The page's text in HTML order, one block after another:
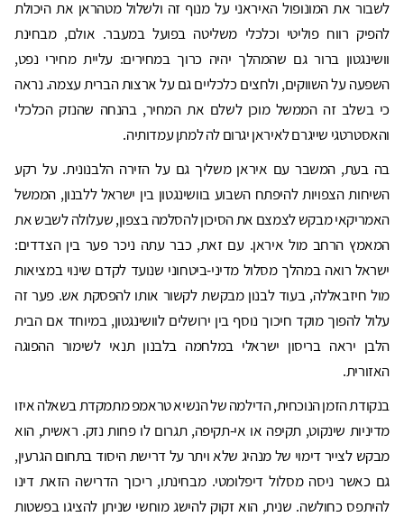
לשבור את המונופול האיראני על מנוף זה ולשלול מטהראן את היכולת
להפיק רווח פוליטי וכלכלי משליטה בפועל במעבר. אולם, מבחינת
וושינגטון ברור גם שהמהלך יהיה כרוך במחירים: עליית מחירי נפט,
השפעה על השווקים, ולחצים כלכליים גם על ארצות הברית עצמה. נראה
כי בשלב זה הממשל מוכן לשלם את המחיר, בהנחה שהנזק הכלכלי
והאסטרטגי שייגרם לאיראן יגרום לה למתן עמדותיה.
בה בעת, המשבר עם איראן משליך גם על הזירה הלבנונית. על רקע
השיחות הצפויות להיפתח השבוע בוושינגטון בין ישראל ללבנון, הממשל
האמריקאי מבקש לצמצם את הסיכון להסלמה בצפון, שעלולה לשבש את
המאמץ הרחב מול איראן. עם זאת, כבר עתה ניכר פער בין הצדדים:
ישראל רואה במהלך מסלול מדיני-ביטחוני שנועד לקדם שינוי במציאות
מול חיזבאללה, בעוד לבנון מבקשת לקשור אותו להפסקת אש. פער זה
עלול להפוך מוקד חיכוך נוסף בין ירושלים לוושינגטון, במיוחד אם הבית
הלבן יראה בריסון ישראלי במלחמה בלבנון תנאי לשימור ההפוגה
האזורית.
בנקודת הזמן הנוכחית, הדילמה של הנשיא טראמפ מתמקדת בשאלה איזו
מדיניות שינקוט, תקיפה או אי-תקיפה, תגרום לו פחות נזק. ראשית, הוא
מבקש לצייר דימוי של מנהיג שלא ויתר על דרישת היסוד בתחום הגרעין,
גם כאשר ניסה מסלול דיפלומטי. מבחינתו, ריכוך הדרישה הזאת דינו
להיתפס כחולשה. שנית, הוא זקוק להישג מוחשי שניתן להציגו בפשטות